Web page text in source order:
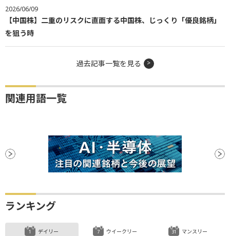
2026/06/09
【中国株】二重のリスクに直面する中国株、じっくり「優良銘柄」
を狙う時
過去記事一覧を見る
関連用語一覧
ランキング
デイリー ウイークリー マンスリー